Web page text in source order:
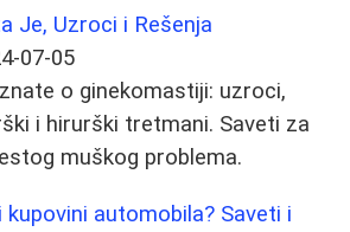
Je, Uzroci i Rešenja
07-05
o ginekomastiji: uzroci,
i hirurški tretmani. Saveti za
muškog problema.
automobila? Saveti i